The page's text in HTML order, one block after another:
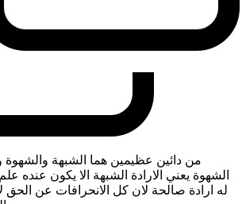
من دائين عظيمين هما الشبهة والشهوة
الشهوة يعني الارادة الشبهة الا يكون عنده
له ارادة صالحة لان كل الانحرافات عن